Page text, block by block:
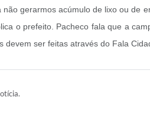
gerarmos acúmulo de lixo ou de
o prefeito. Pacheco fala que a
ser feitas através do Fala